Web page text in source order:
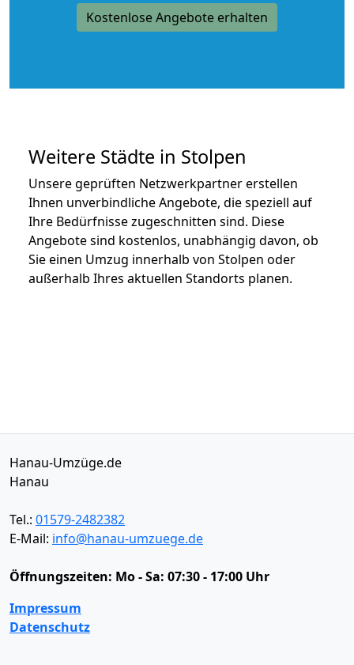
Kostenlose Angebote erhalten
Weitere Städte in Stolpen
Unsere geprüften Netzwerkpartner erstellen
Ihnen unverbindliche Angebote, die speziell auf
Ihre Bedürfnisse zugeschnitten sind. Diese
Angebote sind kostenlos, unabhängig davon, ob
Sie einen Umzug innerhalb von Stolpen oder
außerhalb Ihres aktuellen Standorts planen.
Hanau-Umzüge.de
Hanau
Tel.: 01579-2482382
E-Mail: info@hanau-umzuege.de
Öffnungszeiten: Mo - Sa: 07:30 - 17:00 Uhr
Impressum
Datenschutz